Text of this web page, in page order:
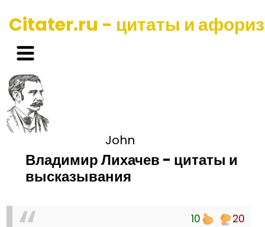
Citater.ru - цитаты и
John
Владимир Лихачев - цитаты и
высказывания
10 20